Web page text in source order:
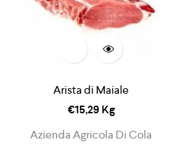
Arista di Maiale
€15,29 Kg
Azienda Agricola Di Cola